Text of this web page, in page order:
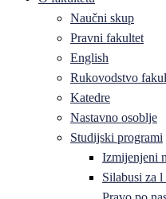
Naučni skup
Pravni fakultet
English
Rukovodstvo
Katedre
Nastavno osoblje
Studijski programi
Izmijenjeni
Silabusi za